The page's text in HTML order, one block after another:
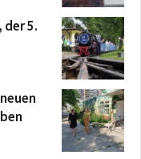
5.